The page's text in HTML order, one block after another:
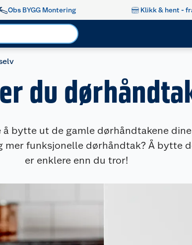
Obs BYGG Montering Klikk & hent -
du
å bytte ut de gamle dørhåndtakene
mer funksjonelle dørhåndtak? Å bytte
er enklere enn du tror!